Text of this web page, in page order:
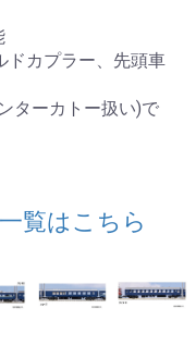
カプラー、先頭車
ターカトー扱い)で
覧はこちら